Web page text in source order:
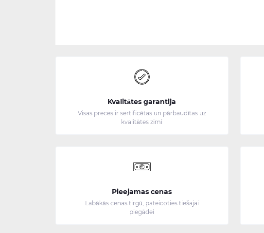
Kvalitātes garantija
Visas preces ir sertificētas un pārbaudītas uz
kvalitātes zīmi
Pieejamas cenas
Labākās cenas tirgū, pateicoties tiešajai
piegādei